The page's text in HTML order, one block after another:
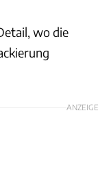
wo die
ANZEIGE